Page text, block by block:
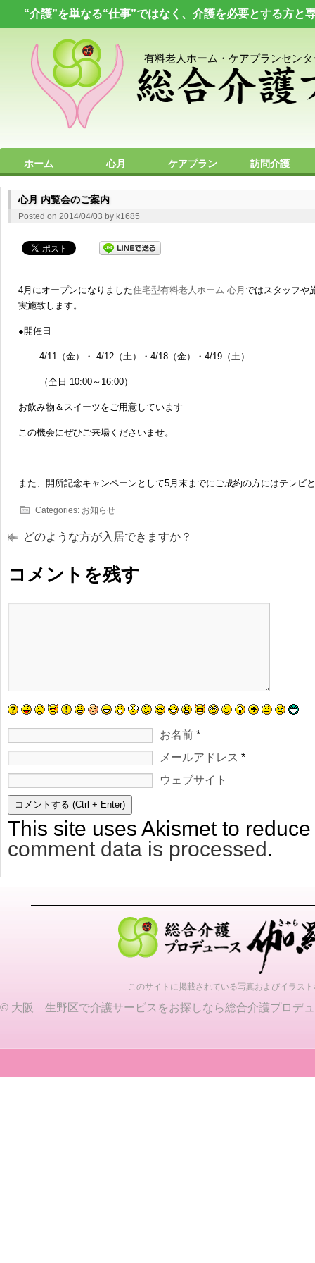
“介護”を単なる“仕事”ではなく、介護を必要とする方
有料老人ホーム・ケアプランセン
ホーム 心月 ケアプラン 訪問介護
心月 内覧会のご案内
Posted on 2014/04/03 by k1685
4月にオープンになりました住宅型有料老人ホーム 心月 ではスタッフや
実施致します。
●開催日
4/11（金）・ 4/12（土）・4/18（金）・4/19（土）
（全日 10:00～16:00）
お飲み物＆スイーツをご用意しています
この機会にぜひご来場くださいませ。
また、開所記念キャンペーンとして5月末までにご成約の方にはテレビ
Categories: お知らせ
どのような方が入居できますか？
コメントを残す
お名前 *
メールアドレス *
ウェブサイト
This site uses Akismet to
comment data is processed.
このサイトに掲載されている写真およびイラス
© 大阪 生野区で介護サービスをお探しなら総合介護プロデ